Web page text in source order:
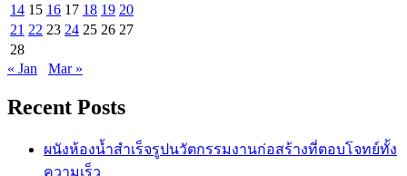
14 15 16 17 18 19 20
21 22 23 24 25 26 27
28
« Jan
Mar »
Recent Posts
ผนังห้องน้ำสำเร็จรูปนวัตกรรมงานก่อสร้างที่ตอบโจทย์ทั้ง
ความเร็ว